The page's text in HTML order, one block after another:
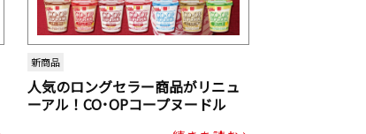
新商品
人気のロングセラー商品がリニュ
ーアル！CO･OPコープヌードル